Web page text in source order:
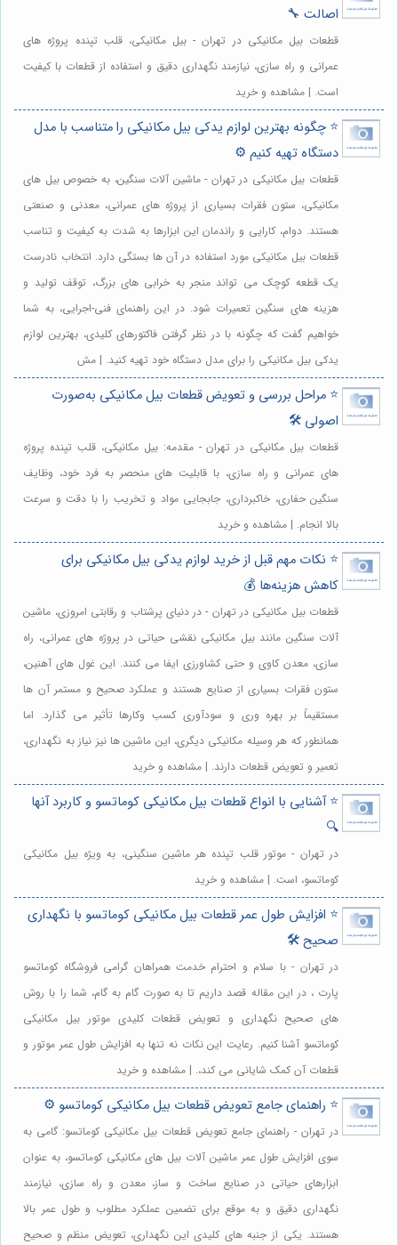
اصالت 🔧
قطعات بیل مکانیکی در تهران - بیل مکانیکی، قلب تپنده پروژه های
عمرانی و راه سازی، نیازمند نگهداری دقیق و استفاده از قطعات با کیفیت
است. | مشاهده و خرید
⭐️ چگونه بهترین لوازم یدکی بیل مکانیکی را متناسب با مدل
دستگاه تهیه کنیم ⚙️
قطعات بیل مکانیکی در تهران - ماشین آلات سنگین، به خصوص بیل های
مکانیکی، ستون فقرات بسیاری از پروژه های عمرانی، معدنی و صنعتی
هستند. دوام، کارایی و راندمان این ابزارها به شدت به کیفیت و تناسب
قطعات بیل مکانیکی مورد استفاده در آن ها بستگی دارد. انتخاب نادرست
یک قطعه کوچک می تواند منجر به خرابی های بزرگ، توقف تولید و
هزینه های سنگین تعمیرات شود. در این راهنمای فنی-اجرایی، به شما
خواهیم گفت که چگونه با در نظر گرفتن فاکتورهای کلیدی، بهترین لوازم
یدکی بیل مکانیکی را برای مدل دستگاه خود تهیه کنید. | مش
⭐️ مراحل بررسی و تعویض قطعات بیل مکانیکی به‌صورت
اصولی 🛠️
قطعات بیل مکانیکی در تهران - مقدمه: بیل مکانیکی، قلب تپنده پروژه
های عمرانی و راه سازی، با قابلیت های منحصر به فرد خود، وظایف
سنگین حفاری، خاکبرداری، جابجایی مواد و تخریب را با دقت و سرعت
بالا انجام. | مشاهده و خرید
⭐️ نکات مهم قبل از خرید لوازم یدکی بیل مکانیکی برای
کاهش هزینه‌ها 💰
قطعات بیل مکانیکی در تهران - در دنیای پرشتاب و رقابتی امروزی، ماشین
آلات سنگین مانند بیل مکانیکی نقشی حیاتی در پروژه های عمرانی، راه
سازی، معدن کاوی و حتی کشاورزی ایفا می کنند. این غول های آهنین،
ستون فقرات بسیاری از صنایع هستند و عملکرد صحیح و مستمر آن ها
مستقیماً بر بهره وری و سودآوری کسب وکارها تأثیر می گذارد. اما
همانطور که هر وسیله مکانیکی دیگری، این ماشین ها نیز نیاز به نگهداری،
تعمیر و تعویض قطعات دارند. | مشاهده و خرید
⭐️ آشنایی با انواع قطعات بیل مکانیکی کوماتسو و کاربرد آنها
🔍
در تهران - موتور قلب تپنده هر ماشین سنگینی، به ویژه بیل مکانیکی
کوماتسو، است. | مشاهده و خرید
⭐️ افزایش طول عمر قطعات بیل مکانیکی کوماتسو با نگهداری
صحیح 🛠️
در تهران - با سلام و احترام خدمت همراهان گرامی فروشگاه کوماتسو
پارت ، در این مقاله قصد داریم تا به صورت گام به گام، شما را با روش
های صحیح نگهداری و تعویض قطعات کلیدی موتور بیل مکانیکی
کوماتسو آشنا کنیم. رعایت این نکات نه تنها به افزایش طول عمر موتور و
قطعات آن کمک شایانی می کند،. | مشاهده و خرید
⭐️ راهنمای جامع تعویض قطعات بیل مکانیکی کوماتسو ⚙️
در تهران - راهنمای جامع تعویض قطعات بیل مکانیکی کوماتسو: گامی به
سوی افزایش طول عمر ماشین آلات بیل های مکانیکی کوماتسو، به عنوان
ابزارهای حیاتی در صنایع ساخت و ساز، معدن و راه سازی، نیازمند
نگهداری دقیق و به موقع برای تضمین عملکرد مطلوب و طول عمر بالا
هستند. یکی از جنبه های کلیدی این نگهداری، تعویض منظم و صحیح